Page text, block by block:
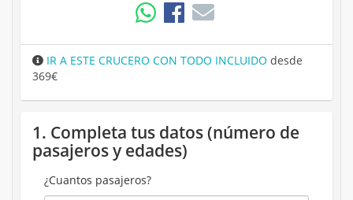
IR A ESTE CRUCERO CON TODO INCLUIDO desde
369€
1. Completa tus datos (número de
pasajeros y edades)
¿Cuantos pasajeros?